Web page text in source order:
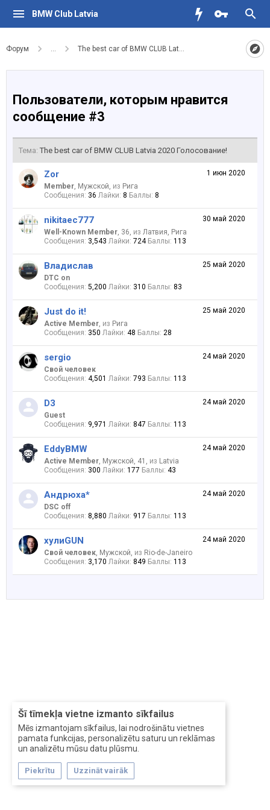
BMW Club Latvia
Форум ... The best car of BMW CLUB Latvia 2020 Голосование!
Šī tīmekļa vietne izmanto sīkfailus
Mēs izmantojam sīkfailus, lai nodrošinātu vietnes
pamata funkcijas, personalizētu saturu un reklāmas
un analizētu mūsu datu plūsmu.
Piekrītu Uzzināt vairāk
Пользователи, которым нравится
сообщение #3
Тема: The best car of BMW CLUB Latvia 2020 Голосование!
1 июн 2020
Zor
Member, Мужской, из Рига
Сообщения: 36 Лайки: 8 Баллы: 8
30 май 2020
nikitaec777
Well-Known Member, 36, из Латвия, Рига
Сообщения: 3,543 Лайки: 724 Баллы: 113
25 май 2020
Владислав
DTC on
Сообщения: 5,200 Лайки: 310 Баллы: 83
25 май 2020
Just do it!
Active Member, из Рига
Сообщения: 350 Лайки: 48 Баллы: 28
24 май 2020
sergio
Свой человек
Сообщения: 4,501 Лайки: 793 Баллы: 113
24 май 2020
D3
Guest
Сообщения: 9,971 Лайки: 847 Баллы: 113
24 май 2020
EddyBMW
Active Member, Мужской, 41, из Latvia
Сообщения: 300 Лайки: 177 Баллы: 43
24 май 2020
Андрюха*
DSC off
Сообщения: 8,880 Лайки: 917 Баллы: 113
24 май 2020
хулиGUN
Свой человек, Мужской, из Rio-de-Janeiro
Сообщения: 3,170 Лайки: 849 Баллы: 113